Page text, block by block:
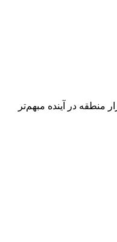
منطقه در آینده مبهم‌تر